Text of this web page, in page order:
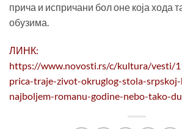
прича и испричани бол оне која хода
обузима.
ЛИНК:
https://www.novosti.rs/c/kultura/vesti/
prica-traje-zivot-okruglog-stola-
najboljem-romanu-godine-nebo-tako-